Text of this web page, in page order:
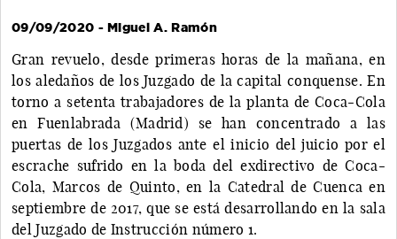
09/09/2020 - Miguel A. Ramón
Gran revuelo, desde primeras horas de la mañana, en
los aledaños de los Juzgado de la capital conquense. En
torno a setenta trabajadores de la planta de Coca-Cola
en Fuenlabrada (Madrid) se han concentrado a las
puertas de los Juzgados ante el inicio del juicio por el
escrache sufrido en la boda del exdirectivo de Coca-
Cola, Marcos de Quinto, en la Catedral de Cuenca en
septiembre de 2017, que se está desarrollando en la sala
del Juzgado de Instrucción número 1.